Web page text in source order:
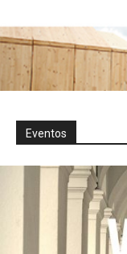
Eventos